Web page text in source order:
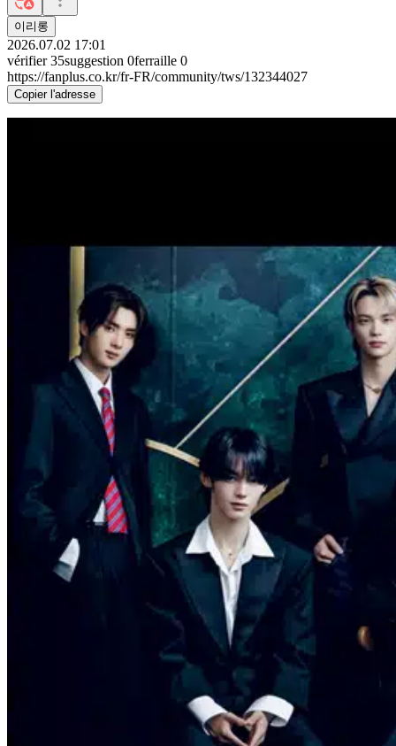
이리롱
2026.07.02 17:01
vérifier 35suggestion 0ferraille 0
https://fanplus.co.kr/fr-FR/community/tws/132344027
Copier l'adresse